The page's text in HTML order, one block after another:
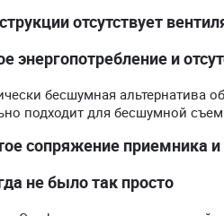
отсутствует
энергопотребление и
бесшумная альтернатива
подходит для бесшумной
сопряжение приемника и
не было так просто